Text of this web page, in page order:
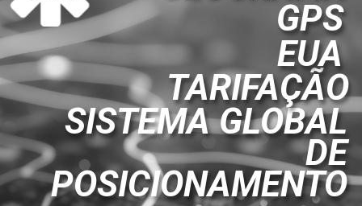
GPS
EUA
TARIFAÇÃO
SISTEMA GLOBAL
DE
POSICIONAMENTO